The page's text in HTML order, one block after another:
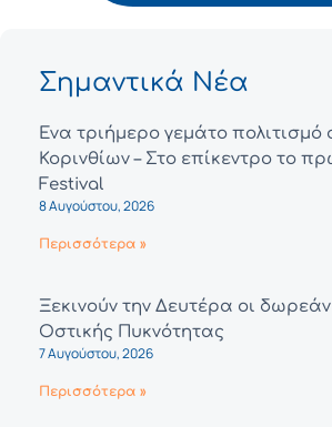
Σημαντικά Νέα
Ένα τριήμερο γεμάτο πολιτισμό
Κορινθίων – Στο επίκεντρο το
Festival
8 Αυγούστου, 2026
Περισσότερα »
Ξεκινούν την Δευτέρα οι
Οστικής Πυκνότητας
7 Αυγούστου, 2026
Περισσότερα »